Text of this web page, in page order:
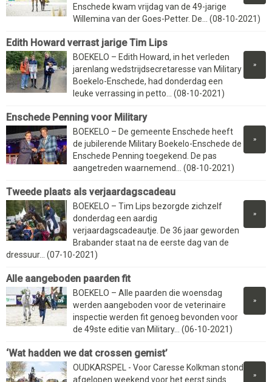
Enschede kwam vrijdag van de 49-jarige
Willemina van der Goes-Petter. De... (08-10-2021)
Edith Howard verrast jarige Tim Lips
»
BOEKELO – Edith Howard, in het verleden
jarenlang wedstrijdsecretaresse van Military
Boekelo-Enschede, had donderdag een
leuke verrassing in petto... (08-10-2021)
Enschede Penning voor Military
»
BOEKELO – De gemeente Enschede heeft
de jubilerende Military Boekelo-Enschede de
Enschede Penning toegekend. De pas
aangetreden waarnemend... (08-10-2021)
Tweede plaats als verjaardagscadeau
»
BOEKELO – Tim Lips bezorgde zichzelf
donderdag een aardig
verjaardagscadeautje. De 36 jaar geworden
Brabander staat na de eerste dag van de
dressuur... (07-10-2021)
Alle aangeboden paarden fit
»
BOEKELO – Alle paarden die woensdag
werden aangeboden voor de veterinaire
inspectie werden fit genoeg bevonden voor
de 49ste editie van Military... (06-10-2021)
‘Wat hadden we dat crossen gemist’
»
OUDKARSPEL - Voor Caresse Kolkman stond
afgelopen weekend voor het eerst sinds